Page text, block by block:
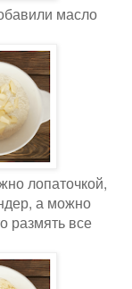
масло
лопаточкой,
а можно
размять все